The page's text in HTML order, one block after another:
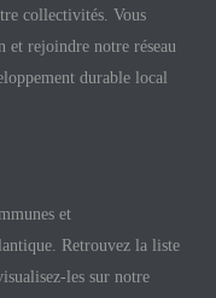
collectivités. Vous
et rejoindre notre réseau
durable local
et
Retrouvez la liste
les sur notre